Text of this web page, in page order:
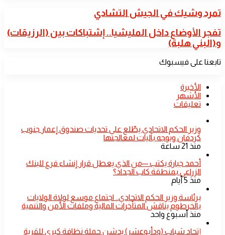
تمرد
وشيك
في
الجيش
التشادي
تمرد وشيك في الجيش التشادي
تفجر
الأوضاع
داخل
إشتباكات
(الرزيقات)
و(البني
هلبة)
تفجر الأوضاع داخل المليشيا.. إشتباكات بين (الرزيقات)
و(البني هلبة)
تابعنا على فيسبوك
الأخيرة
الأشهر
تعليقات
​وزير الحكم الاتحادي يطّلع على تحديات صندوق إعمار جنوب
كردفان ويوجه بآليات لمعالجتها
منذ 21 ساعة
أحمد جبارة يكتب ٠٠٠من الذي يعطل قرار إنشاء فرع للبنك
الزراعي بمنطقة كاب الجداد؟
منذ 5 أيام
​برئاسة وزير الحكم الاتحادي.. اجتماع موسع لولاة الولايات
بالخرطوم يناقش المتأخرات المالية وملفات الأمن والتنمية
منذ أسبوع واحد
إتحاد شباب (ودأبوعشر) يدشن حملة نظافة كبرى للقرية